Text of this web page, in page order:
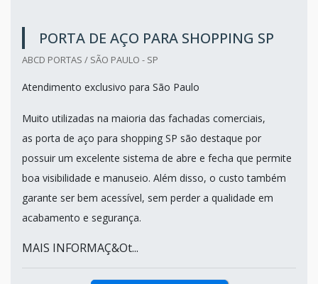
PORTA DE AÇO PARA SHOPPING SP
ABCD PORTAS / SÃO PAULO - SP
Atendimento exclusivo para São Paulo
Muito utilizadas na maioria das fachadas comerciais,
as porta de aço para shopping SP são destaque por
possuir um excelente sistema de abre e fecha que permite
boa visibilidade e manuseio. Além disso, o custo também
garante ser bem acessível, sem perder a qualidade em
acabamento e segurança.
MAIS INFORMAÇ&Ot...